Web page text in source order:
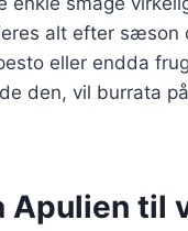
alt efter
eller endda
den, vil burrata
Apulien til